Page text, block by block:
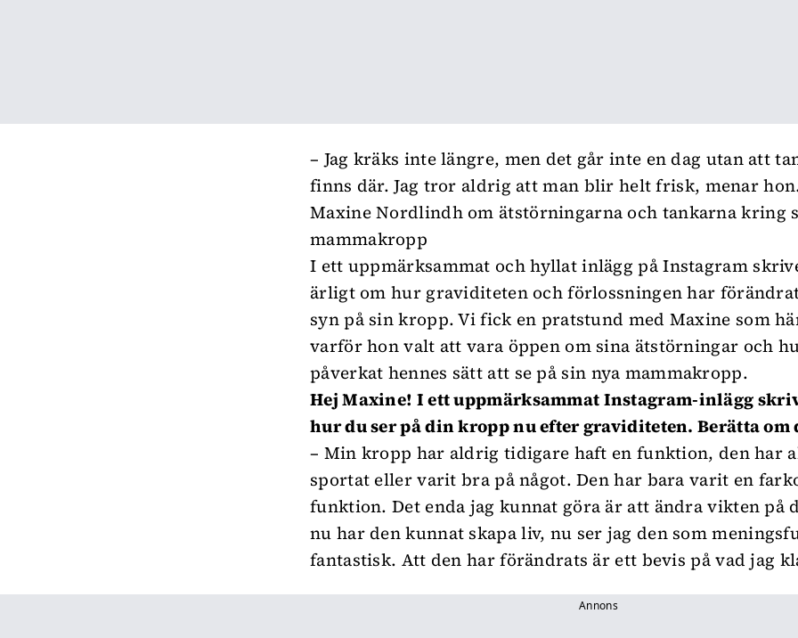
– Jag kräks inte längre, men det går inte en dag utan att
finns där. Jag tror aldrig att man blir helt frisk, menar
Maxine Nordlindh om ätstörningarna och tankarna kring
mammakropp
I ett uppmärksammat och hyllat inlägg på Instagram
ärligt om hur graviditeten och förlossningen har
syn på sin kropp. Vi fick en pratstund med Maxine som
varför hon valt att vara öppen om sina ätstörningar och
påverkat hennes sätt att se på sin nya mammakropp.
Hej Maxine! I ett uppmärksammat Instagram-inlägg
hur du ser på din kropp nu efter graviditeten. Berätta om
– Min kropp har aldrig tidigare haft en funktion, den har
sportat eller varit bra på något. Den har bara varit en
funktion. Det enda jag kunnat göra är att ändra vikten på
nu har den kunnat skapa liv, nu ser jag den som
fantastisk. Att den har förändrats är ett bevis på vad jag
Annons